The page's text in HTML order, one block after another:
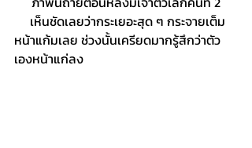
หน้าแก้มเลย ช่วงนั้นเครียดมากรู้สึกว่าตัว
เองหน้าแก่ลง